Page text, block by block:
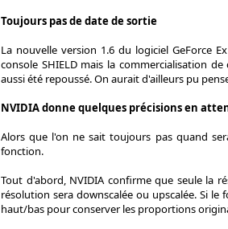
Toujours pas de date de sortie
La nouvelle version 1.6 du logiciel GeForce
console SHIELD mais la commercialisation
aussi été repoussé. On aurait d'ailleurs pu
NVIDIA donne quelques précisions en
Alors que l'on ne sait toujours pas quand
fonction.
Tout d'abord, NVIDIA confirme que seule la
résolution sera downscalée ou upscalée. Si
haut/bas pour conserver les proportions